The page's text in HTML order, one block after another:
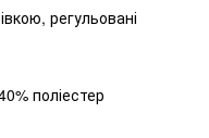
регульовані
поліестер